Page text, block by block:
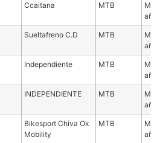
Ccaitana MTB
Sueltafreno C.D MTB
Independiente MTB
INDEPENDIENTE MTB
Bikesport Chiva Ok
Mobility
MTB